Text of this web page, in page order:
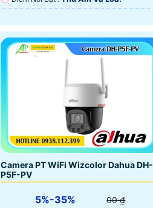
Camera PT WiFi Wizcolor Dahua DH-
P5F-PV
5%-35%
00 ₫